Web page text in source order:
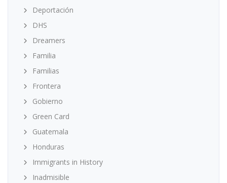
Deportación
DHS
Dreamers
Familia
Familias
Frontera
Gobierno
Green Card
Guatemala
Honduras
Immigrants in History
Inadmisible